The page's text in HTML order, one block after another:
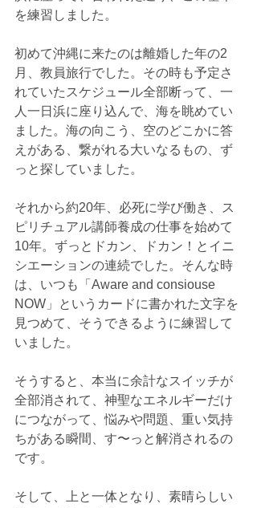
を練習しました。
初めて沖縄に来たのは離婚した年の2
月、教員旅行でした。その時も予定さ
れていたスケジュール全部断って、一
人一日浜に座り込んで、海を眺めてい
ました。海の向こう、空のどこかに答
えがある、繋がれる大いなるもの、ず
っと探していました。
それから約20年、必死に学び働き、ス
ピリチュアル講師養成の仕事を始めて
10年。ずっとドカン、ドカン！とイニ
シエーションの連続でした。そんな時
は、いつも「Aware and consiouse
NOW」というカードに書かれた文字を
見つめて、そうできるように練習して
いました。
そうすると、本当に余計なスイッチが
全部消されて、神聖なエネルギーだけ
につながって、悩みや問題、重い気持
ちがある瞬間、す〜っと解消されるの
です。
そして、上と一体となり、素晴らしい